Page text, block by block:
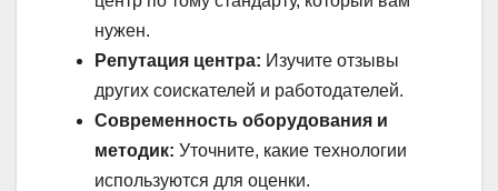
нужен.
Репутация центра: Изучите отзывы
других соискателей и работодателей.
Современность оборудования и
методик: Уточните, какие технологии
используются для оценки.